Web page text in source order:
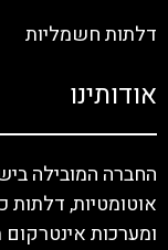
דלתות חשמליות
אודותינו
החברה המובילה
אוטומטיות, דלתות
ומערכות